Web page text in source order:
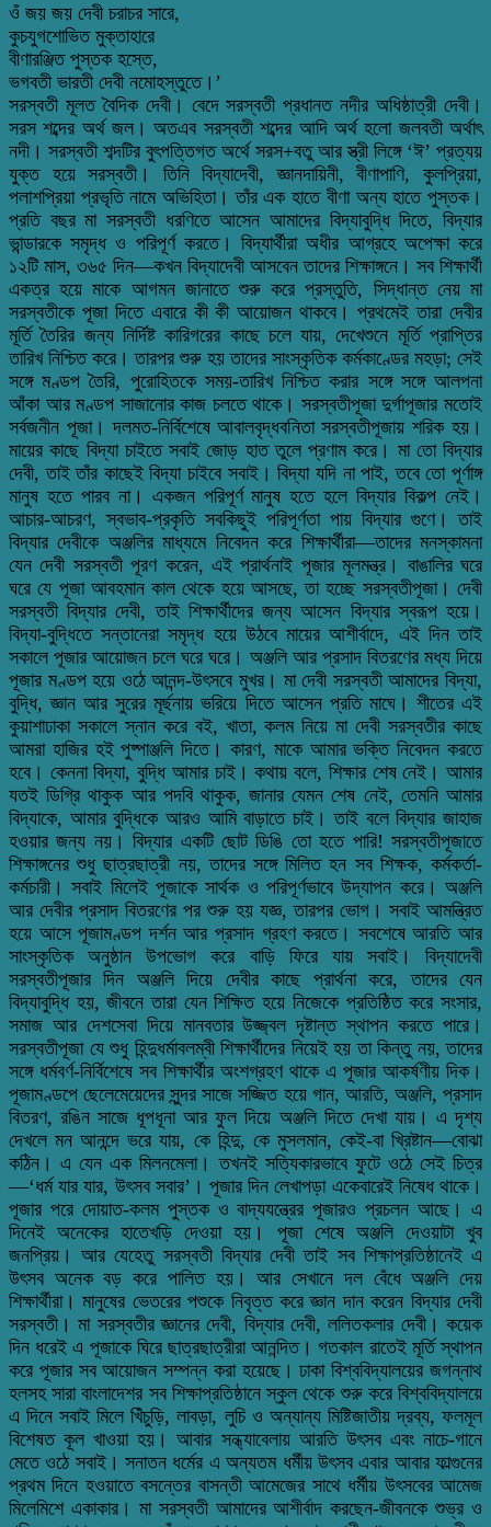
ওঁ জয় জয় দেবী চরাচর সারে,
কুচযুগশোভিত মুক্তাহারে
বীণারঞ্জিত পুস্তক হস্তে,
ভগবতী ভারতী দেবী নমোহস্তুতে।’
সরস্বতী মূলত বৈদিক দেবী। বেদে সরস্বতী প্রধানত নদীর অধিষ্ঠাত্রী দেবী।
সরস শব্দের অর্থ জল। অতএব সরস্বতী শব্দের আদি অর্থ হলো জলবতী অর্থাৎ
নদী। সরস্বতী শব্দটির বুৎপত্তিগত অর্থে সরস+বতু আর স্ত্রী লিঙ্গে ‘ঈ’ প্রত্যয়
যুক্ত হয়ে সরস্বতী। তিনি বিদ্যাদেবী, জ্ঞানদায়িনী, বীণাপাণি, কুলপ্রিয়া,
পলাশপ্রিয়া প্রভৃতি নামে অভিহিতা। তাঁর এক হাতে বীণা অন্য হাতে পুস্তক।
প্রতি বছর মা সরস্বতী ধরণিতে আসেন আমাদের বিদ্যাবুদ্ধি দিতে, বিদ্যার
ভান্ডারকে সমৃদ্ধ ও পরিপূর্ণ করতে। বিদ্যার্থীরা অধীর আগ্রহে অপেক্ষা করে
১২টি মাস, ৩৬৫ দিন—কখন বিদ্যাদেবী আসবেন তাদের শিক্ষাঙ্গনে। সব শিক্ষার্থী
একত্র হয়ে মাকে আগমন জানাতে শুরু করে প্রস্তুতি, সিদ্ধান্ত নেয় মা
সরস্বতীকে পূজা দিতে এবারে কী কী আয়োজন থাকবে। প্রথমেই তারা দেবীর
মূর্তি তৈরির জন্য নির্দিষ্ট কারিগরের কাছে চলে যায়, দেখেশুনে মূর্তি প্রাপ্তির
তারিখ নিশ্চিত করে। তারপর শুরু হয় তাদের সাংস্কৃতিক কর্মকাণ্ডের মহড়া; সেই
সঙ্গে মণ্ডপ তৈরি, পুরোহিতকে সময়-তারিখ নিশ্চিত করার সঙ্গে সঙ্গে আলপনা
আঁকা আর মণ্ডপ সাজানোর কাজ চলতে থাকে। সরস্বতীপূজা দুর্গাপূজার মতোই
সর্বজনীন পূজা। দলমত-নির্বিশেষে আবালবৃদ্ধবনিতা সরস্বতীপূজায় শরিক হয়।
মায়ের কাছে বিদ্যা চাইতে সবাই জোড় হাত তুলে প্রণাম করে। মা তো বিদ্যার
দেবী, তাই তাঁর কাছেই বিদ্যা চাইবে সবাই। বিদ্যা যদি না পাই, তবে তো পূর্ণাঙ্গ
মানুষ হতে পারব না। একজন পরিপূর্ণ মানুষ হতে হলে বিদ্যার বিকল্প নেই।
আচার-আচরণ, স্বভাব-প্রকৃতি সবকিছুই পরিপূর্ণতা পায় বিদ্যার গুণে। তাই
বিদ্যার দেবীকে অঞ্জলির মাধ্যমে নিবেদন করে শিক্ষার্থীরা—তাদের মনস্কামনা
যেন দেবী সরস্বতী পূরণ করেন, এই প্রার্থনাই পূজার মূলমন্ত্র। বাঙালির ঘরে
ঘরে যে পূজা আবহমান কাল থেকে হয়ে আসছে, তা হচ্ছে সরস্বতীপূজা। দেবী
সরস্বতী বিদ্যার দেবী, তাই শিক্ষার্থীদের জন্য আসেন বিদ্যার স্বরূপ হয়ে।
বিদ্যা-বুদ্ধিতে সন্তানেরা সমৃদ্ধ হয়ে উঠবে মায়ের আশীর্বাদে, এই দিন তাই
সকালে পূজার আয়োজন চলে ঘরে ঘরে। অঞ্জলি আর প্রসাদ বিতরণের মধ্য দিয়ে
পূজার মণ্ডপ হয়ে ওঠে আনন্দ-উৎসবে মুখর। মা দেবী সরস্বতী আমাদের বিদ্যা,
বুদ্ধি, জ্ঞান আর সুরের মূর্ছনায় ভরিয়ে দিতে আসেন প্রতি মাঘে। শীতের এই
কুয়াশাঢাকা সকালে স্নান করে বই, খাতা, কলম নিয়ে মা দেবী সরস্বতীর কাছে
আমরা হাজির হই পুষ্পাঞ্জলি দিতে। কারণ, মাকে আমার ভক্তি নিবেদন করতে
হবে। কেননা বিদ্যা, বুদ্ধি আমার চাই। কথায় বলে, শিক্ষার শেষ নেই। আমার
যতই ডিগ্রি থাকুক আর পদবি থাকুক, জানার যেমন শেষ নেই, তেমনি আমার
বিদ্যাকে, আমার বুদ্ধিকে আরও আমি বাড়াতে চাই। তাই বলে বিদ্যার জাহাজ
হওয়ার জন্য নয়। বিদ্যার একটি ছোট ডিঙি তো হতে পারি! সরস্বতীপূজাতে
শিক্ষাঙ্গনের শুধু ছাত্রছাত্রী নয়, তাদের সঙ্গে মিলিত হন সব শিক্ষক, কর্মকর্তা-
কর্মচারী। সবাই মিলেই পূজাকে সার্থক ও পরিপূর্ণভাবে উদ্যাপন করে। অঞ্জলি
আর দেবীর প্রসাদ বিতরণের পর শুরু হয় যজ্ঞ, তারপর ভোগ। সবাই আমন্ত্রিত
হয়ে আসে পূজামণ্ডপ দর্শন আর প্রসাদ গ্রহণ করতে। সবশেষে আরতি আর
সাংস্কৃতিক অনুষ্ঠান উপভোগ করে বাড়ি ফিরে যায় সবাই। বিদ্যাদেবী
সরস্বতীপূজার দিন অঞ্জলি দিয়ে দেবীর কাছে প্রার্থনা করে, তাদের যেন
বিদ্যাবুদ্ধি হয়, জীবনে তারা যেন শিক্ষিত হয়ে নিজেকে প্রতিষ্ঠিত করে সংসার,
সমাজ আর দেশসেবা দিয়ে মানবতার উজ্জ্বল দৃষ্টান্ত স্থাপন করতে পারে।
সরস্বতীপূজা যে শুধু হিন্দুধর্মাবলম্বী শিক্ষার্থীদের নিয়েই হয় তা কিন্তু নয়, তাদের
সঙ্গে ধর্মবর্ণ-নির্বিশেষে সব শিক্ষার্থীর অংশগ্রহণ থাকে এ পূজার আকর্ষণীয় দিক।
পূজামণ্ডপে ছেলেমেয়েদের সুন্দর সাজে সজ্জিত হয়ে গান, আরতি, অঞ্জলি, প্রসাদ
বিতরণ, রঙিন সাজে ধূপধূনা আর ফুল দিয়ে অঞ্জলি দিতে দেখা যায়। এ দৃশ্য
দেখলে মন আনন্দে ভরে যায়, কে হিন্দু, কে মুসলমান, কেই-বা খ্রিষ্টান—বোঝা
কঠিন। এ যেন এক মিলনমেলা। তখনই সত্যিকারভাবে ফুটে ওঠে সেই চিত্র
—‘ধর্ম যার যার, উৎসব সবার’। পূজার দিন লেখাপড়া একেবারেই নিষেধ থাকে।
পূজার পরে দোয়াত-কলম পুস্তক ও বাদ্যযন্ত্রের পূজারও প্রচলন আছে। এ
দিনেই অনেকের হাতেখড়ি দেওয়া হয়। পূজা শেষে অঞ্জলি দেওয়াটা খুব
জনপ্রিয়। আর যেহেতু সরস্বতী বিদ্যার দেবী তাই সব শিক্ষাপ্রতিষ্ঠানেই এ
উৎসব অনেক বড় করে পালিত হয়। আর সেখানে দল বেঁধে অঞ্জলি দেয়
শিক্ষার্থীরা। মানুষের ভেতরের পশুকে নিবৃত্ত করে জ্ঞান দান করেন বিদ্যার দেবী
সরস্বতী। মা সরস্বতীর জ্ঞানের দেবী, বিদ্যার দেবী, ললিতকলার দেবী। কয়েক
দিন ধরেই এ পূজাকে ঘিরে ছাত্রছাত্রীরা আনন্দিত। গতকাল রাতেই মূর্তি স্থাপন
করে পূজার সব আয়োজন সম্পন্ন করা হয়েছে। ঢাকা বিশ্ববিদ্যালয়ের জগন্নাথ
হলসহ সারা বাংলাদেশর সব শিক্ষাপ্রতিষ্ঠানে স্কুল থেকে শুরু করে বিশ্ববিদ্যালয়ে
এ দিনে সবাই মিলে খিঁচুড়ি, লাবড়া, লুচি ও অন্যান্য মিষ্টিজাতীয় দ্রব্য, ফলমূল
বিশেষত কূল খাওয়া হয়। আবার সন্ধ্যাবেলায় আরতি উৎসব এবং নাচে-গানে
মেতে ওঠে সবাই। সনাতন ধর্মের এ অন্যতম ধর্মীয় উৎসব এবার আবার ফাল্গুনের
প্রথম দিনে হওয়াতে বসন্তের বাসন্তী আমেজের সাথে ধর্মীয় উৎসবের আমেজ
মিলেমিশে একাকার। মা সরস্বতী আমাদের আশীর্বাদ করছেন-জীবনকে শুভ্র ও